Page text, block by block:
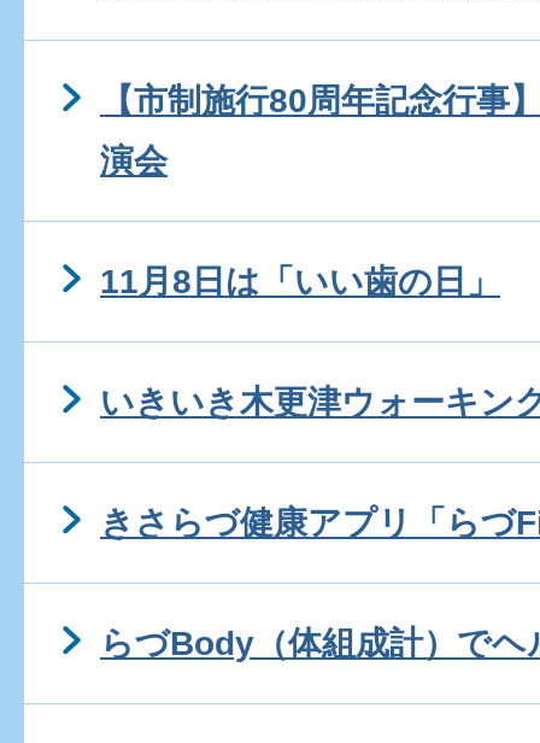
【市制施行80周年記念行事
演会
11月8日は「いい歯の日」
いきいき木更津ウォーキン
きさらづ健康アプリ「らづ
らづBody（体組成計）で